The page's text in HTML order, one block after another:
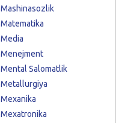
Mashinasozlik
Matematika
Media
Menejment
Mental Salomatlik
Metallurgiya
Mexanika
Mexatronika